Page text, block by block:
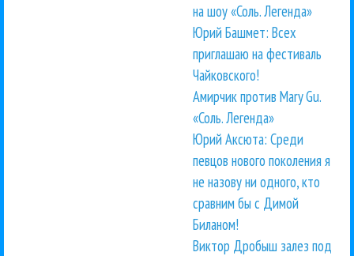
на шоу «Соль. Легенда»
Юрий Башмет: Всех
приглашаю на фестиваль
Чайковского!
Амирчик против Mary Gu.
«Соль. Легенда»
Юрий Аксюта: Среди
певцов нового поколения я
не назову ни одного, кто
сравним бы с Димой
Биланом!
Виктор Дробыш залез под